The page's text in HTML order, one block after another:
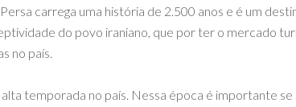
carrega uma história de 2.500 anos e é um
do povo iraniano, que por ter o mercado
no país.
temporada no país. Nessa época é importante